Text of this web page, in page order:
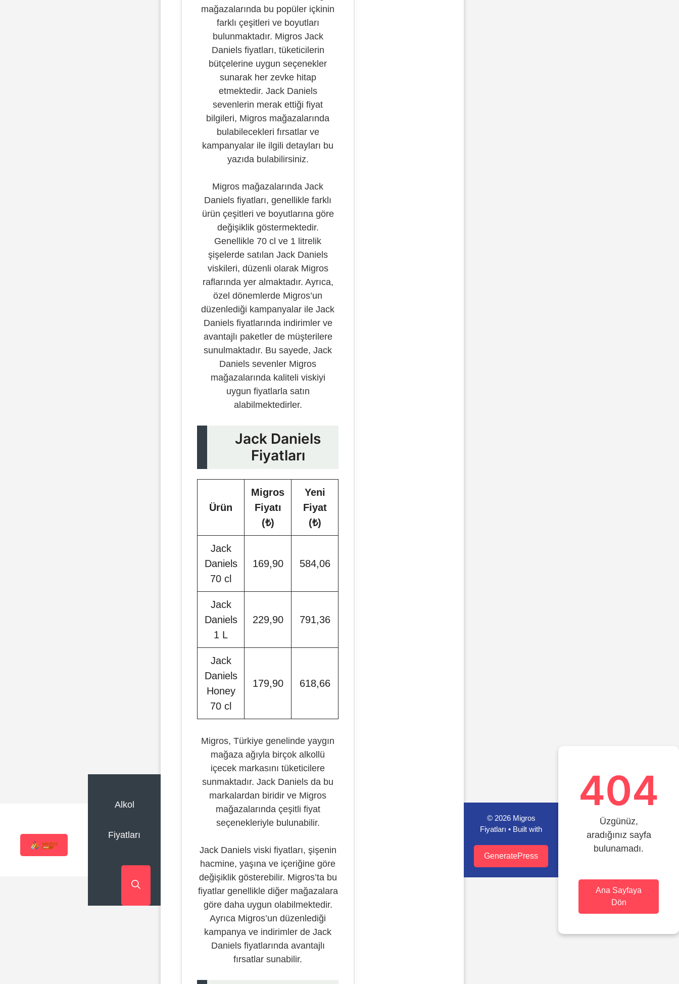
Alkol
Fiyatları
mağazalarında bu popüler içkinin
farklı çeşitleri ve boyutları
bulunmaktadır. Migros Jack
Daniels fiyatları, tüketicilerin
bütçelerine uygun seçenekler
sunarak her zevke hitap
etmektedir. Jack Daniels
sevenlerin merak ettiği fiyat
bilgileri, Migros mağazalarında
bulabilecekleri fırsatlar ve
kampanyalar ile ilgili detayları bu
yazıda bulabilirsiniz.
Migros mağazalarında Jack
Daniels fiyatları, genellikle farklı
ürün çeşitleri ve boyutlarına göre
değişiklik göstermektedir.
Genellikle 70 cl ve 1 litrelik
şişelerde satılan Jack Daniels
viskileri, düzenli olarak Migros
raflarında yer almaktadır. Ayrıca,
özel dönemlerde Migros’un
düzenlediği kampanyalar ile Jack
Daniels fiyatlarında indirimler ve
avantajlı paketler de müşterilere
sunulmaktadır. Bu sayede, Jack
Daniels sevenler Migros
mağazalarında kaliteli viskiyi
uygun fiyatlarla satın
alabilmektedirler.
Jack Daniels
Fiyatları
Ürün
Migros
Fiyatı
(₺)
Yeni
Fiyat
(₺)
Jack
Daniels
70 cl
169,90 584,06
Jack
Daniels
1 L
229,90 791,36
Jack
Daniels
Honey
70 cl
179,90 618,66
Migros, Türkiye genelinde yaygın
mağaza ağıyla birçok alkollü
içecek markasını tüketicilere
sunmaktadır. Jack Daniels da bu
markalardan biridir ve Migros
mağazalarında çeşitli fiyat
seçenekleriyle bulunabilir.
Jack Daniels viski fiyatları, şişenin
hacmine, yaşına ve içeriğine göre
değişiklik gösterebilir. Migros’ta bu
fiyatlar genellikle diğer mağazalara
göre daha uygun olabilmektedir.
Ayrıca Migros’un düzenlediği
kampanya ve indirimler de Jack
Daniels fiyatlarında avantajlı
fırsatlar sunabilir.
© 2026 Migros
Fiyatları • Built with
GeneratePress
404
Üzgünüz,
aradığınız sayfa
bulunamadı.
Ana Sayfaya
Dön